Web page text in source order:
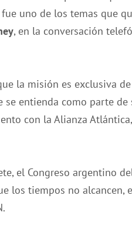
uno de los temas que
, en la conversación
la misión es exclusiva
se entienda como parte
con la Alianza
el Congreso argentino
los tiempos no alcancen,